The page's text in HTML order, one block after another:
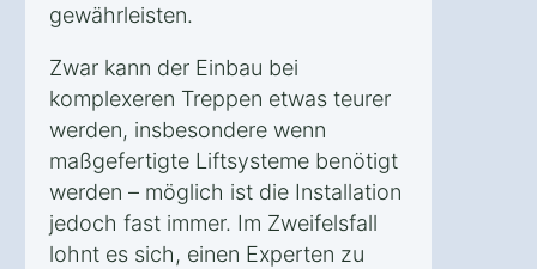
gewährleisten.
Zwar kann der Einbau bei
komplexeren Treppen etwas teurer
werden, insbesondere wenn
maßgefertigte Liftsysteme benötigt
werden – möglich ist die Installation
jedoch fast immer. Im Zweifelsfall
lohnt es sich, einen Experten zu